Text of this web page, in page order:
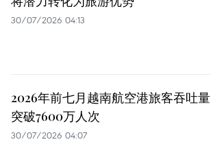
30/07/2026 04:13
2026年前七月越南航空港旅客吞吐量
突破7600万人次
30/07/2026 04:07